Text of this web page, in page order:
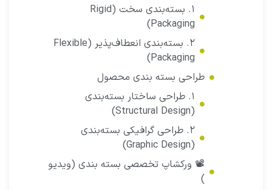
۱. بسته‌بندی سخت (Rigid
Packaging)
۲. بسته‌بندی انعطاف‌پذیر (Flexible
Packaging)
طراحی بسته بندی محصول
۱. طراحی ساختار بسته‌بندی
(Structural Design)
۲. طراحی گرافیکی بسته‌بندی
(Graphic Design)
📽️ ورکشاپ تخصصی بسته بندی (ویدیو
)